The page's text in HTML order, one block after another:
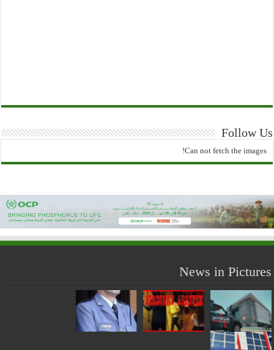
Follow Us
Can not fetch the images!
News in Pictures